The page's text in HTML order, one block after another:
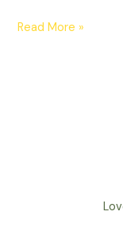
Read More »